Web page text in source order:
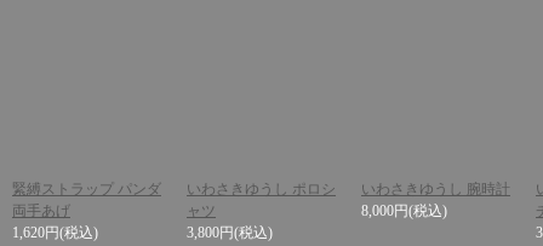
緊縛ストラップ パンダ
両手あげ
1,620円(税込)
いわさきゆうし ポロシ
ャツ
3,800円(税込)
いわさきゆうし 腕時計
8,000円(税込)